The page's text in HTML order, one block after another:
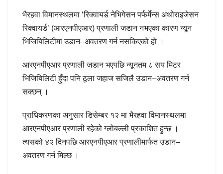
भैरहवा विमानस्थलमा ‘रिक्वायर्ड नेभिगेसन पर्फर्मेन्स अथोराइजेसन
रिक्वायर्ड’ (आरएनपीएआर) प्रणाली जडान नभएका कारण न्यून
भिजिबिलिटीमा उडान–अवतरण गर्न नसकिएको हो ।
आरएनपीएआर प्रणाली जडान भएपछि न्यूनतम ८ सय मिटर
भिजिबिलिटी हुँदा पनि ठूला जहाज सजिलै उडान–अवतरण गर्न
सक्छन् ।
प्राधिकरणका अनुसार डिसेम्बर १२ मा भैरहवा विमानस्थलमा
आरएनपीएआर प्रणाली रहेको ग्लोबल्ली प्रकाशित हुन्छ ।
त्यसको ४२ दिनपछि आरएनपीएआर प्रणालीमार्फत उडान–
अवतरण गर्न मिल्छ ।